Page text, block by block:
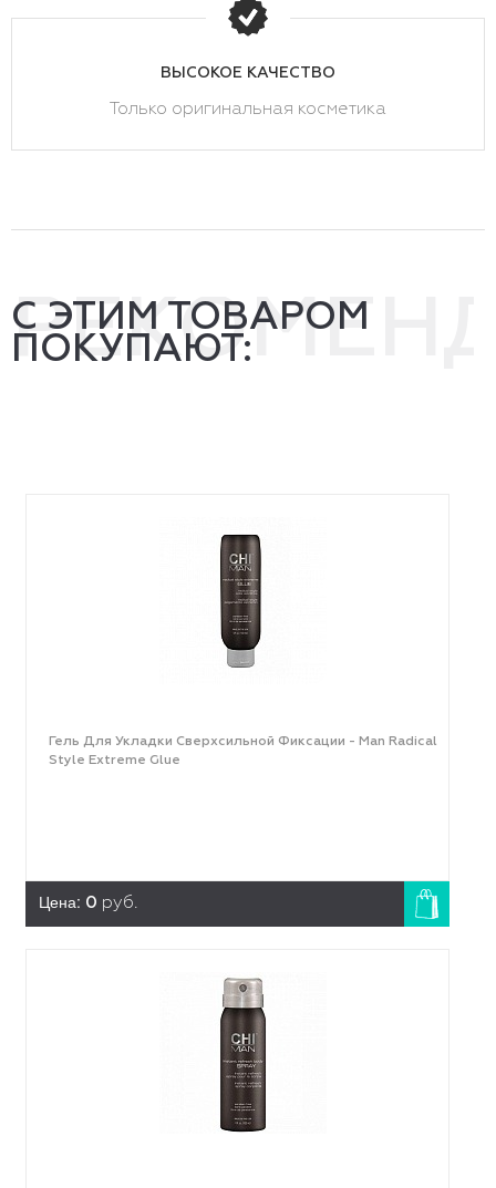
ВЫСОКОЕ КАЧЕСТВО
Только оригинальная косметика
С ЭТИМ ТОВАРОМ
ПОКУПАЮТ:
Гель Для Укладки Сверхсильной Фиксации - Man Radical
Style Extreme Glue
Цена: 0 руб.